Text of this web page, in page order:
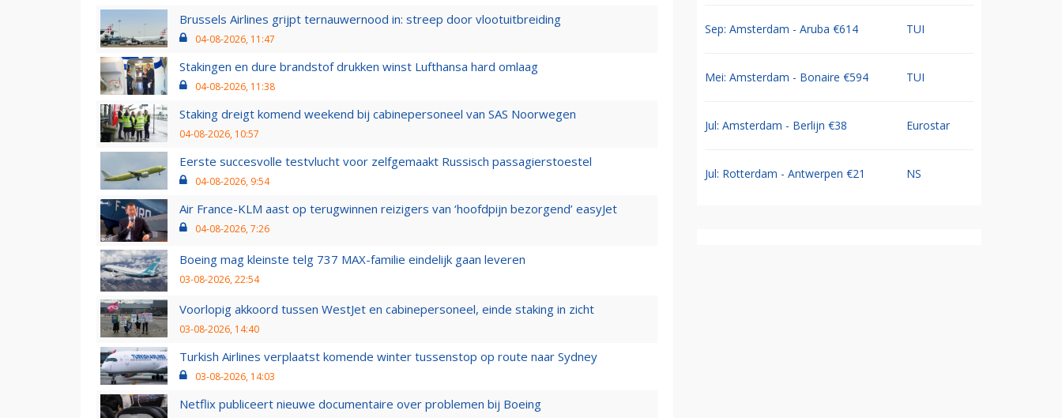
Brussels Airlines grijpt ternauwernood in: streep door vlootuitbreiding
04-08-2026, 11:47
Stakingen en dure brandstof drukken winst Lufthansa hard omlaag
04-08-2026, 11:38
Staking dreigt komend weekend bij cabinepersoneel van SAS Noorwegen
04-08-2026, 10:57
Eerste succesvolle testvlucht voor zelfgemaakt Russisch passagierstoestel
04-08-2026, 9:54
Air France-KLM aast op terugwinnen reizigers van ‘hoofdpijn bezorgend’ easyJet
04-08-2026, 7:26
Boeing mag kleinste telg 737 MAX-familie eindelijk gaan leveren
03-08-2026, 22:54
Voorlopig akkoord tussen WestJet en cabinepersoneel, einde staking in zicht
03-08-2026, 14:40
Turkish Airlines verplaatst komende winter tussenstop op route naar Sydney
03-08-2026, 14:03
Netflix publiceert nieuwe documentaire over problemen bij Boeing
Sep: Amsterdam - Aruba €614 TUI
Mei: Amsterdam - Bonaire €594 TUI
Jul: Amsterdam - Berlijn €38 Eurostar
Jul: Rotterdam - Antwerpen €21 NS